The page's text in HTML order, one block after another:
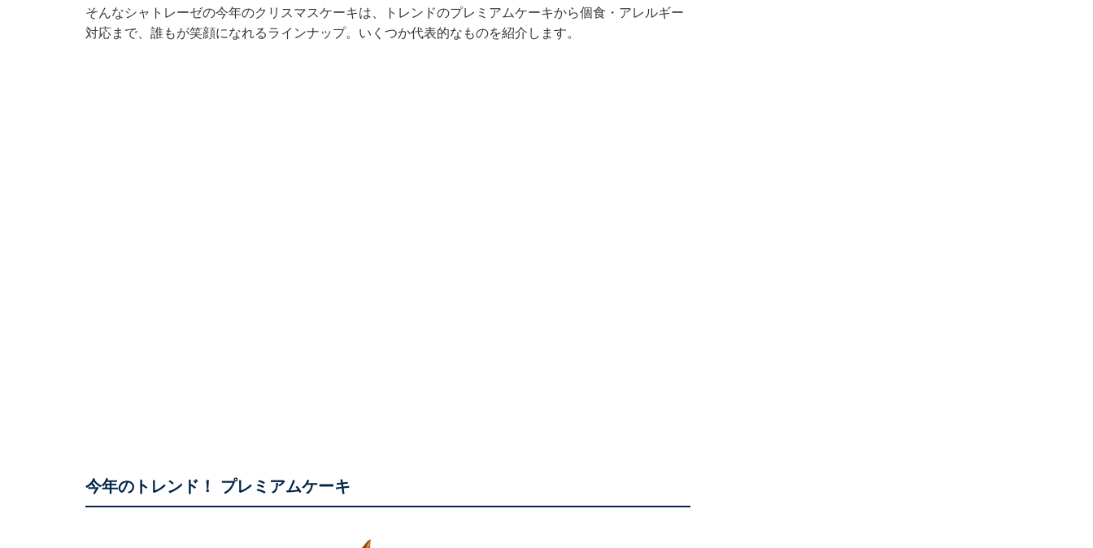
そんなシャトレーゼの今年のクリスマスケーキは、トレンドのプレミアムケーキから個食・アレルギー
対応まで、誰もが笑顔になれるラインナップ。いくつか代表的なものを紹介します。
今年のトレンド！ プレミアムケーキ